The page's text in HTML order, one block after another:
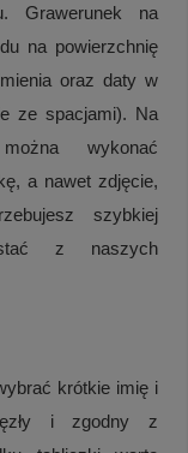
Grawerunek na
na powierzchnię
oraz daty w
ze spacjami). Na
wykonać
a nawet zdjęcie,
szybkiej
z naszych
krótkie imię i
i zgodny z